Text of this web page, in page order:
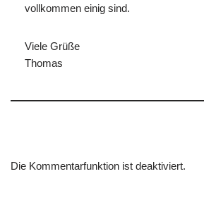
vollkommen einig sind.
Viele Grüße
Thomas
Die Kommentarfunktion ist deaktiviert.